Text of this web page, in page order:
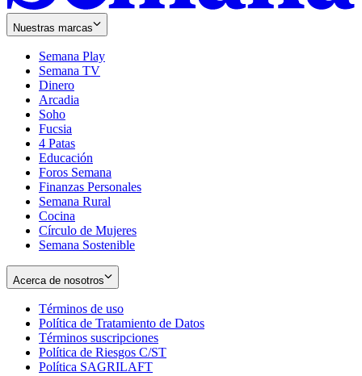
Nuestras marcas
Semana Play
Semana TV
Dinero
Arcadia
Soho
in
new
window
Fucsia
in
new
window
4 Patas
Educación
Foros Semana
Finanzas Personales
Semana Rural
Cocina
Círculo de Mujeres
Semana Sostenible
Acerca de nosotros
Términos de uso
in
new
window
Política de Tratamiento de Datos
Términos suscripciones
in
Política de Riesgos C/ST
Política SAGRILAFT